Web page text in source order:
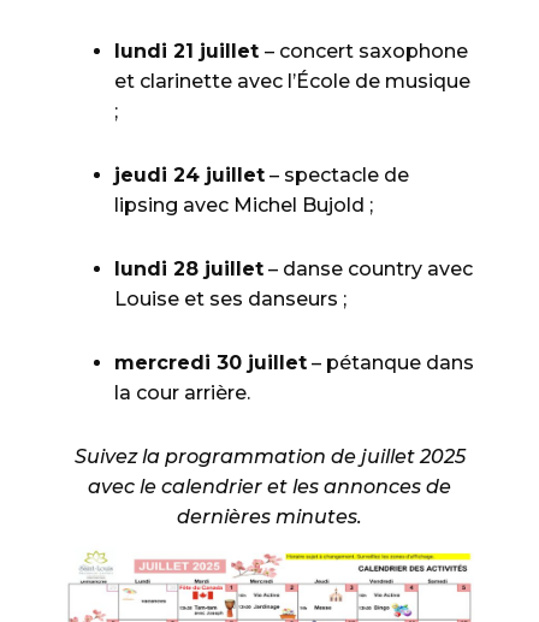
lundi 21 juillet – concert saxophone
et clarinette avec l’École de musique
;
jeudi 24 juillet – spectacle de
lipsing avec Michel Bujold ;
lundi 28 juillet – danse country avec
Louise et ses danseurs ;
mercredi 30 juillet – pétanque dans
la cour arrière.
Suivez la programmation de juillet 2025
avec le calendrier et les annonces de
dernières minutes.